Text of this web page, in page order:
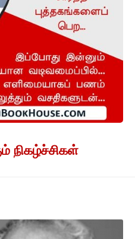
நிகழ்ச்சிகள்